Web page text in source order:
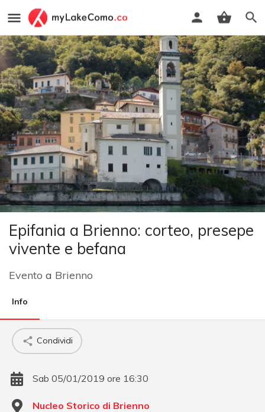
Epifania a Brienno: corteo, presepe
vivente e befana
Evento a Brienno
Info
Condividi
Sab 05/01/2019 ore 16:30
Nucleo Storico di Brienno